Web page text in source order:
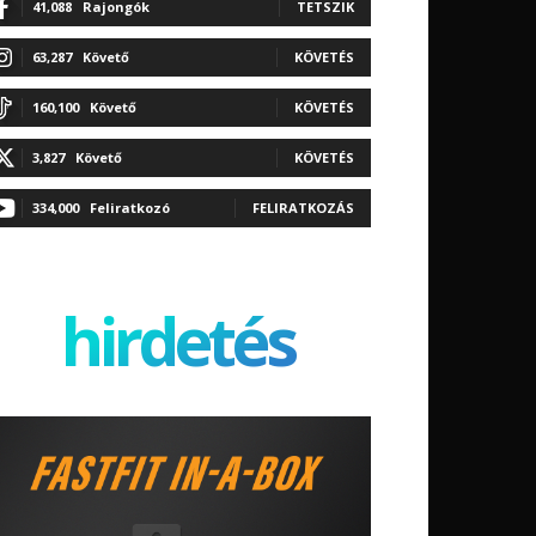
41,088 Rajongók TETSZIK
63,287 Követő KÖVETÉS
160,100 Követő KÖVETÉS
3,827 Követő KÖVETÉS
334,000 Feliratkozó FELIRATKOZÁS
hirdetés